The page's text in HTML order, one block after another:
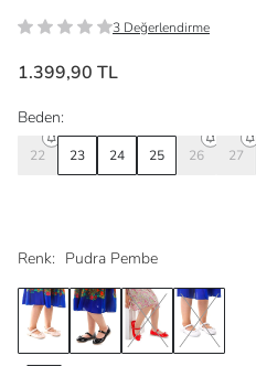
3 Değerlendirme
1.399,90 TL
Renk: Pudra Pembe
Beden:
22 23 24 25 26 27